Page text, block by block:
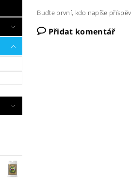
Buďte první, kdo napíše
Přidat komentář